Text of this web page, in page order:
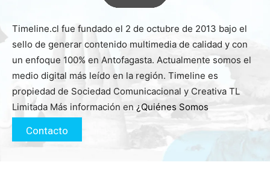
Timeline.cl fue fundado el 2 de octubre de 2013 bajo el
sello de generar contenido multimedia de calidad y con
un enfoque 100% en Antofagasta. Actualmente somos el
medio digital más leído en la región. Timeline es
propiedad de Sociedad Comunicacional y Creativa TL
Limitada Más información en ¿Quiénes Somos
Contacto